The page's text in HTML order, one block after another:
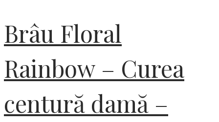
Brâu Floral
Rainbow – Curea
centură damă –